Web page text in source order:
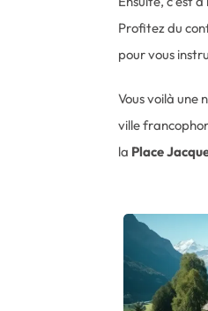
Profitez du
pour vous
Vous voilà une
ville
la Place